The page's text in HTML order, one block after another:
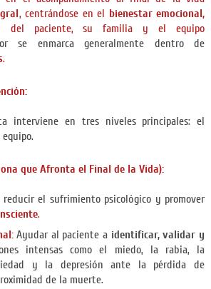
, centrándose en el bienestar emocional,
del paciente, su familia y el equipo
se enmarca generalmente dentro de
.
interviene en tres niveles principales: el
que Afronta el Final de la Vida):
el sufrimiento psicológico y promover
.
Ayudar al paciente a identificar, validar y
intensas como el miedo, la rabia, la
y la depresión ante la pérdida de
de la muerte.